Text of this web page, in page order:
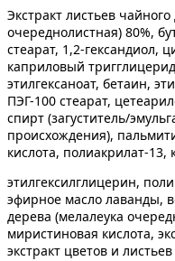
Экстракт листьев
очереднолистная) 80%,
стеарат, 1,2-гександиол,
каприловый
этилгексаноат, бетаин,
ПЭГ-100 стеарат,
спирт (загуститель/
происхождения),
кислота, полиакрилат-13,
этилгексилглицерин,
эфирное масло лаванды,
дерева (мелалеука
миристиновая кислота,
экстракт цветов и